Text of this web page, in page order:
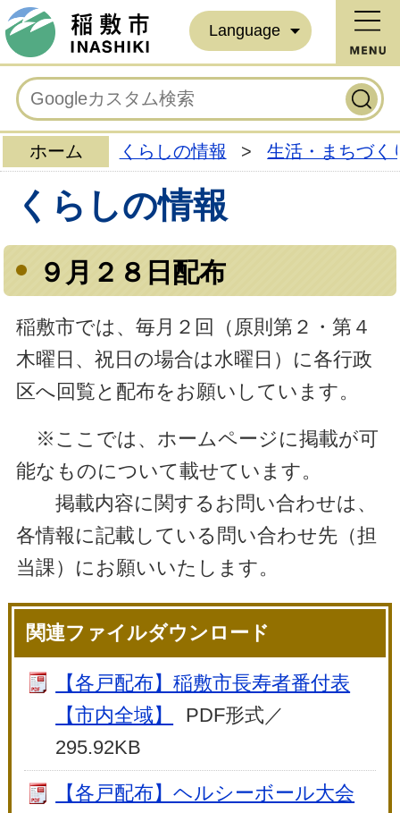
Language
ホーム くらしの情報 > 生活・まちづく
くらしの情報
９月２８日配布
稲敷市では、毎月２回（原則第２・第４
木曜日、祝日の場合は水曜日）に各行政
区へ回覧と配布をお願いしています。
※ここでは、ホームページに掲載が可
能なものについて載せています。
掲載内容に関するお問い合わせは、
各情報に記載している問い合わせ先（担
当課）にお願いいたします。
関連ファイルダウンロード
【各戸配布】稲敷市長寿者番付表
【市内全域】
PDF形式／
295.92KB
【各戸配布】ヘルシーボール大会